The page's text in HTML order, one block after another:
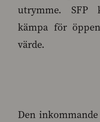
utrymme. SFP
kämpa för
värde.
Den